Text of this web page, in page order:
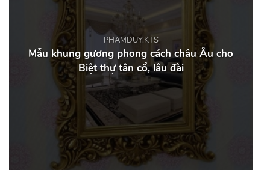
PHAMDUY.KTS
Mẫu khung gương phong cách châu Âu cho
Biệt thự tân cổ, lâu đài